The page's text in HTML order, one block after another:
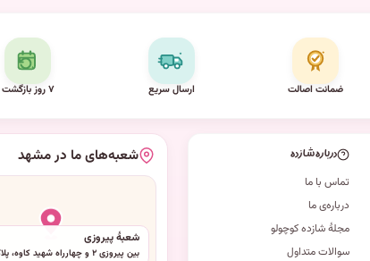
ضمانت اصالت ارسال سریع ۷ روز بازگشت
درباره شازده
تماس با ما
درباره‌ی ما
مجلهٔ شازده کوچولو
سوالات متداول
شعبه‌های ما در مشهد
شعبهٔ پیروزی
بین پیروزی ۲ و چهارراه شهید کاوه، پلاک ۹۸